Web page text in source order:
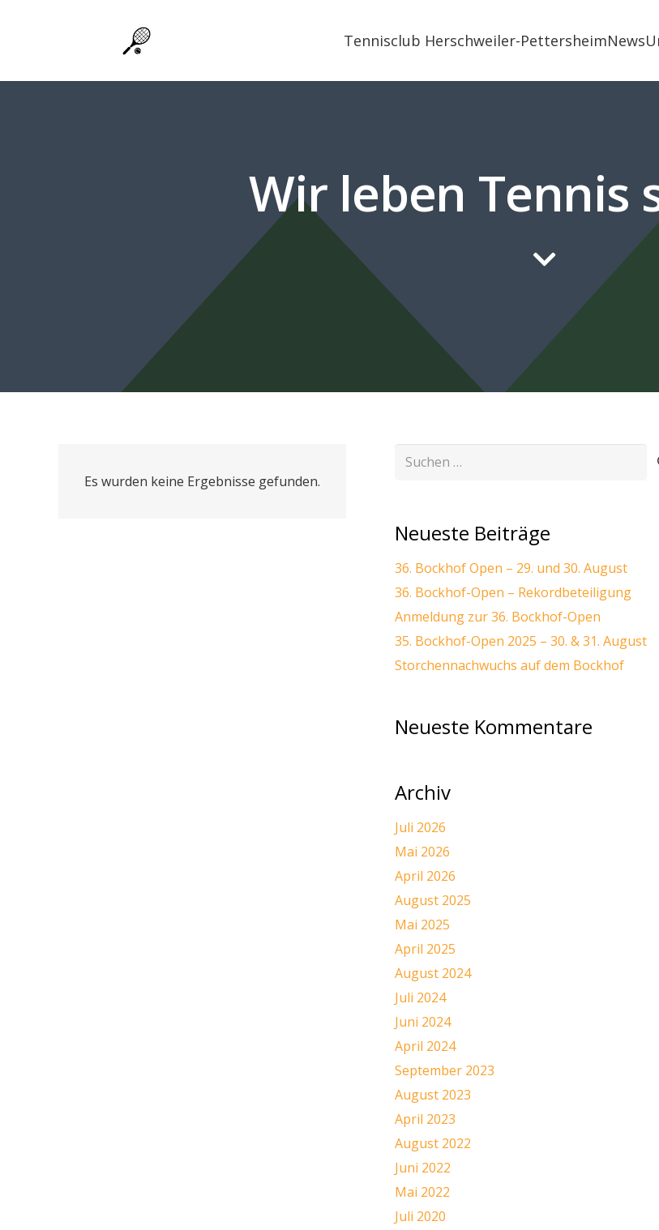
Tennisclub Herschweiler-PettersheimNews
Wir leben Tennis
Es wurden keine Ergebnisse gefunden.
Suchen
Neueste Beiträge
36. Bockhof Open – 29. und 30. August
36. Bockhof-Open – Rekordbeteiligung
Anmeldung zur 36. Bockhof-Open
35. Bockhof-Open 2025 – 30. & 31. August
Storchennachwuchs auf dem Bockhof
Neueste Kommentare
Archiv
Juli 2026
Mai 2026
April 2026
August 2025
Mai 2025
April 2025
August 2024
Juli 2024
Juni 2024
April 2024
September 2023
August 2023
April 2023
August 2022
Juni 2022
Mai 2022
Juli 2020